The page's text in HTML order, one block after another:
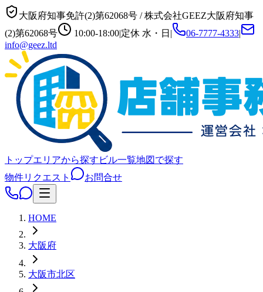
大阪府知事免許(2)第62068号 /株式会社GEEZ大阪府知事
(2)第62068号
10:00-18:00|定休 水・日 | 06-7777-4333|
info@geez.ltd
トップエリアから探す ビル一覧地図で探す
物件リクエスト
お問合せ
HOME
大阪府
大阪市北区